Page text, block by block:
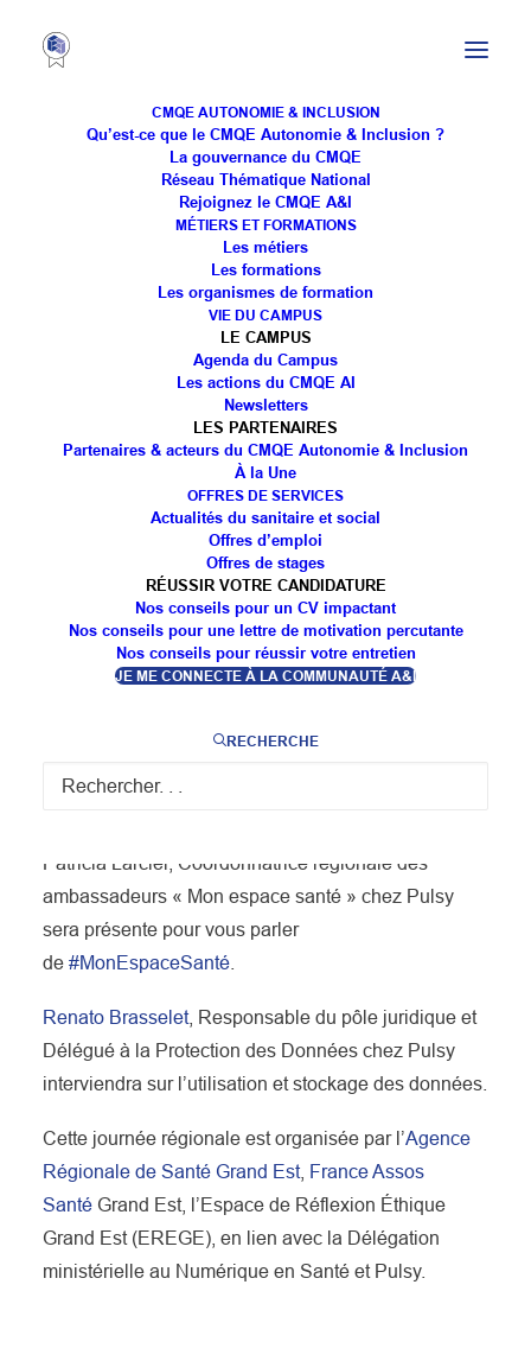
CMQE AUTONOMIE & INCLUSION
Qu’est-ce que le CMQE Autonomie & Inclusion ?
La gouvernance du CMQE
Réseau Thématique National
Rejoignez le CMQE A&I
MÉTIERS ET FORMATIONS
Les métiers
Les formations
Les organismes de formation
VIE DU CAMPUS
LE CAMPUS
Agenda du Campus
Les actions du CMQE AI
Newsletters
LES PARTENAIRES
Partenaires & acteurs du CMQE Autonomie & Inclusion
À la Une
OFFRES DE SERVICES
Actualités du sanitaire et social
Offres d’emploi
Offres de stages
RÉUSSIR VOTRE CANDIDATURE
Nos conseils pour un CV impactant
Nos conseils pour une lettre de motivation percutante
Nos conseils pour réussir votre entretien
JE ME CONNECTE À LA COMMUNAUTÉ A&I
RECHERCHE
Journée régionale éthique
du numérique en santé 17
octobre
Participez à la journée régionale éthique du
numérique en santé !
L’événement se tiendra le mardi 17 octobre et
rassemblera tous les acteurs de la e-santé, pour
discuter des enjeux #éthiqueset des défis liés à
l’utilisation des nouvelles technologies dans le
📆 Mardi 17 octobre
Patricia Larcier, Coordonnatrice régionale des
ambassadeurs « Mon espace santé » chez Pulsy
sera présente pour vous parler
de #MonEspaceSanté
Renato Brasselet, Responsable du pôle juridique et
Délégué à la Protection des Données chez Pulsy
interviendra sur l’utilisation et stockage des données.
Cette journée régionale est organisée par l’Agence
Régionale de Santé Grand Est, France Assos
Santé Grand Est, l’Espace de Réflexion Éthique
Grand Est (EREGE), en lien avec la Délégation
ministérielle au Numérique en Santé et Pulsy.